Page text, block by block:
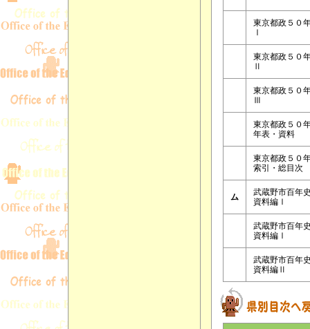
東京都政５０
Ⅰ
東京都政５０
Ⅱ
東京都政５０
Ⅲ
東京都政５
年表・資料
東京都政５
索引・総目次
ム
武蔵野市百
資料編Ⅰ
武蔵野市百
資料編Ⅰ
武蔵野市百
資料編Ⅱ